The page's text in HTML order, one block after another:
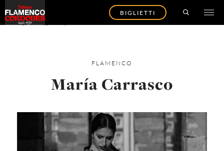
BIGLIETTI
TORNA AGLI ARTISTI
FLAMENCO
María Carrasco